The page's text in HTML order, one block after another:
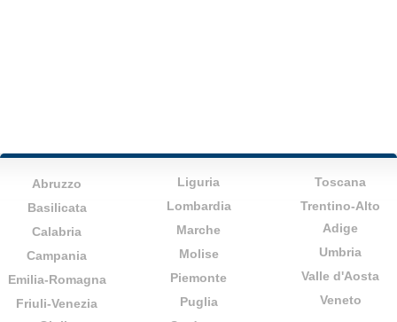
Abruzzo
Basilicata
Calabria
Campania
Emilia-Romagna
Friuli-Venezia
Liguria
Lombardia
Marche
Molise
Piemonte
Puglia
Toscana
Trentino-Alto
Adige
Umbria
Valle d'Aosta
Veneto